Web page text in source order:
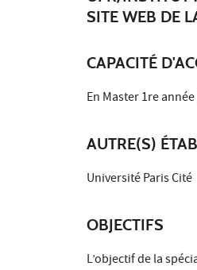
SITE WEB DE
CAPACITÉ
En Master 1re
AUTRE(S)
Université Paris Cité
OBJECTIFS
L’objectif de la